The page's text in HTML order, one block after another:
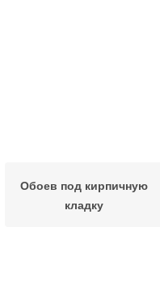
Обоев под кирпичную
кладку